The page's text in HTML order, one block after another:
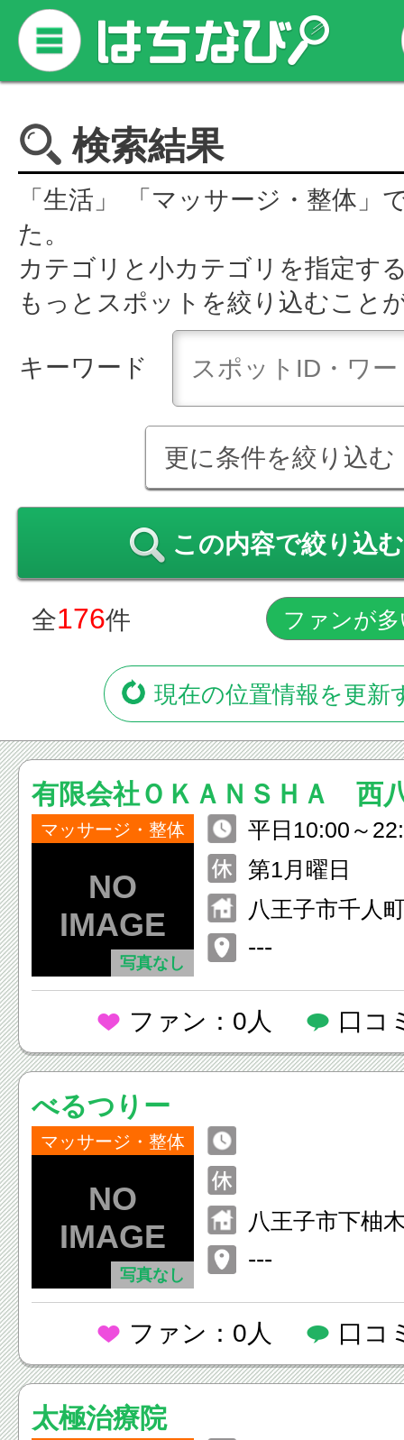
検索結果
「生活」 「マッサージ・整体」
た。
カテゴリと小カテゴリを指定す
もっとスポットを絞り込むこと
キーワード
更に条件を絞り込む
この内容で絞り込む
全176件
現在の位置情報を更新
有限会社ＯＫＡＮＳＨＡ 西
マッサージ・整体
写真なし
平日10:00～
5:00休憩）
第1月曜日
八王子市千人
---
ファン：0人 口コ
べるつりー
マッサージ・整体
写真なし
八王子市下柚
---
ファン：0人 口コ
太極治療院